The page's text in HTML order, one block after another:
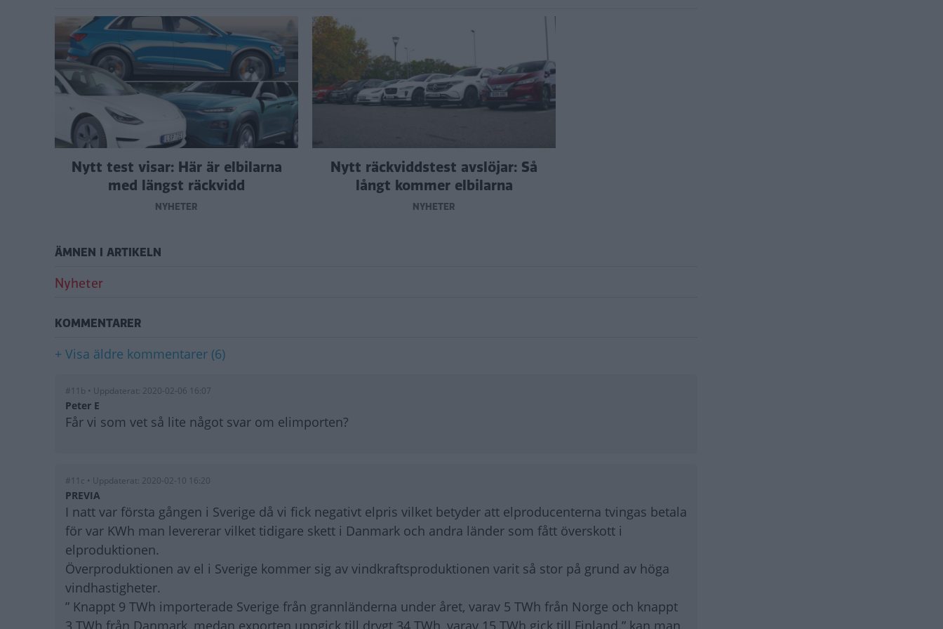
Nytt test visar: Här är elbilarna
med längst räckvidd
NYHETER
Nytt räckviddstest avslöjar: Så
långt kommer elbilarna
NYHETER
ÄMNEN I ARTIKELN
Nyheter
KOMMENTARER
+ Visa äldre kommentarer (6)
#11b • Uppdaterat: 2020-02-06 16:07
Peter E
Får vi som vet så lite något svar om elimporten?
#11c • Uppdaterat: 2020-02-10 16:20
PREVIA
I natt var första gången i Sverige då vi fick negativt elpris vilket betyder att elproducenterna tvingas betala
för var KWh man levererar vilket tidigare skett i Danmark och andra länder som fått överskott i
elproduktionen.
Överproduktionen av el i Sverige kommer sig av vindkraftsproduktionen varit så stor på grund av höga
vindhastigheter.
” Knappt 9 TWh importerade Sverige från grannländerna under året, varav 5 TWh från Norge och knappt
3 TWh från Danmark, medan exporten uppgick till drygt 34 TWh, varav 15 TWh gick till Finland.” kan man